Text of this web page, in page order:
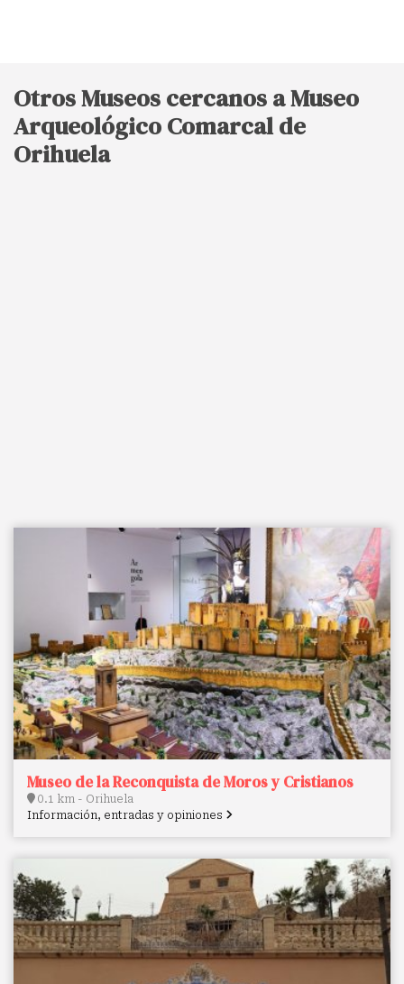
Otros Museos cercanos a Museo
Arqueológico Comarcal de
Orihuela
Museo de la Reconquista de Moros y Cristianos
0.1 km - Orihuela
Información, entradas y opiniones